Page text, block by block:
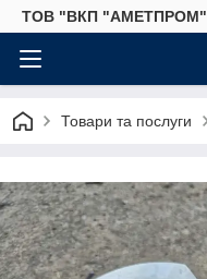
ТОВ "ВКП "АМЕТПРОМ" -
Товари та послуги